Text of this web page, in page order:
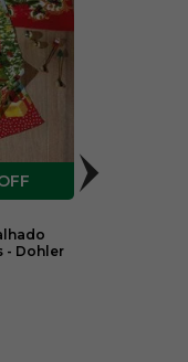
- Dohler